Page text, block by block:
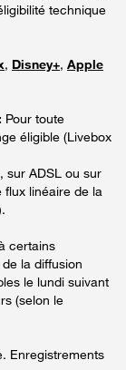
technique
, Disney+, Apple
Pour toute
éligible (Livebox
sur ADSL ou sur
flux linéaire de la
certains
la diffusion
le lundi suivant
(selon le
Enregistrements